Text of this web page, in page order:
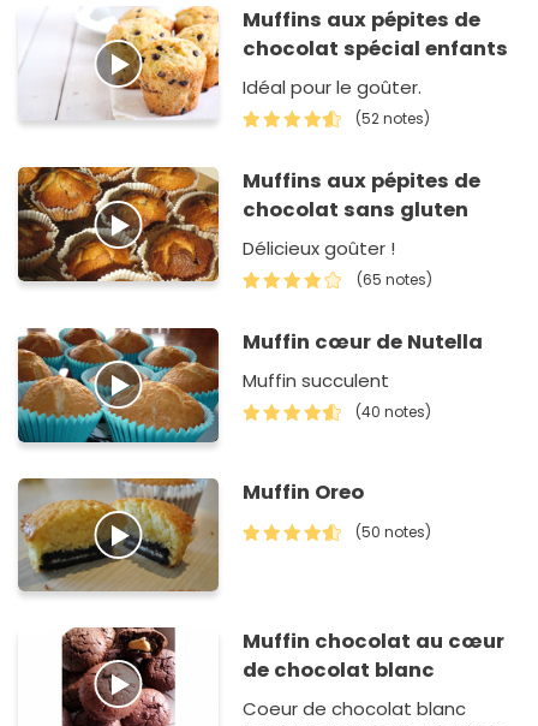
Muffins aux pépites de
chocolat spécial enfants
Idéal pour le goûter.
(52 notes)
Muffins aux pépites de
chocolat sans gluten
Délicieux goûter !
(65 notes)
Muffin cœur de Nutella
Muffin succulent
(40 notes)
Muffin Oreo
(50 notes)
Muffin chocolat au cœur
de chocolat blanc
Coeur de chocolat blanc